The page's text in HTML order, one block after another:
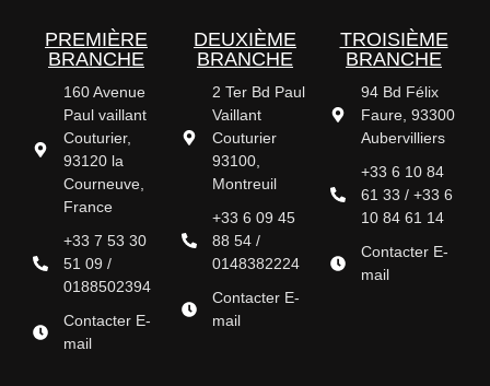
PREMIÈRE
BRANCHE
160 Avenue
Paul vaillant
Couturier,
93120 la
Courneuve,
France
+33 7 53 30
51 09 /
0188502394
Contacter E-
mail
DEUXIÈME
BRANCHE
2 Ter Bd Paul
Vaillant
Couturier
93100,
Montreuil
+33 6 09 45
88 54 /
0148382224
Contacter E-
mail
TROISIÈME
BRANCHE
94 Bd Félix
Faure, 93300
Aubervilliers
+33 6 10 84
61 33 / +33 6
10 84 61 14
Contacter E-
mail